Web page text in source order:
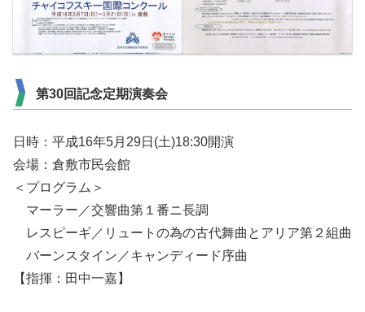
第30回記念定期演奏会
日時：平成16年5月29日(土)18:30開演
会場：倉敷市民会館
＜プログラム＞
マーラー／交響曲第１番ニ長調
レスピーギ／リュートの為の古代舞曲とアリア第２組曲
バーンスタイン／キャンディード序曲
【指揮：田中一嘉】